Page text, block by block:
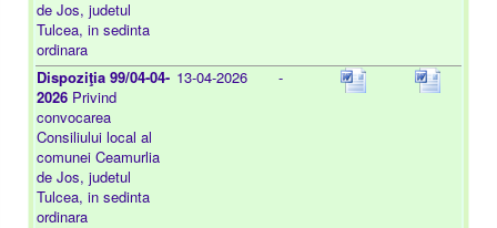
de Jos, judetul
Tulcea, in sedinta
ordinara
Dispoziţia 99/04-04-
2026 Privind
convocarea
Consiliului local al
comunei Ceamurlia
de Jos, judetul
Tulcea, in sedinta
ordinara
13-04-2026 -